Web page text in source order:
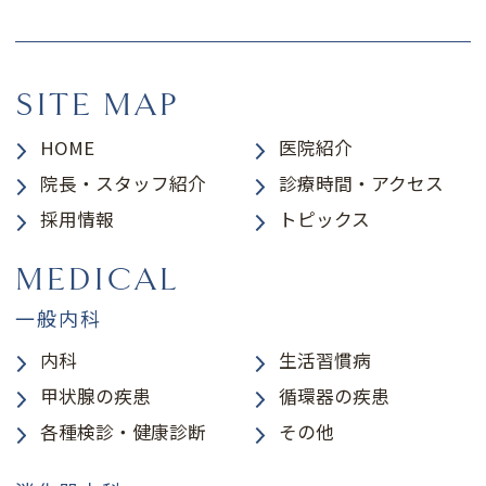
SITE MAP
HOME
医院紹介
院長・スタッフ紹介
診療時間・アクセス
採用情報
トピックス
MEDICAL
一般内科
内科
生活習慣病
甲状腺の疾患
循環器の疾患
各種検診・健康診断
その他